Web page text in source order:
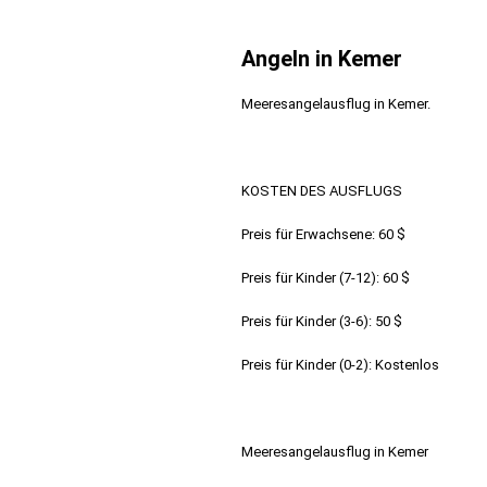
Angeln in Kemer
Meeresangelausflug in Kemer.
KOSTEN DES AUSFLUGS
Preis für Erwachsene: 60 $
Preis für Kinder (7-12): 60 $
Preis für Kinder (3-6): 50 $
Preis für Kinder (0-2): Kostenlos
Meeresangelausflug in Kemer